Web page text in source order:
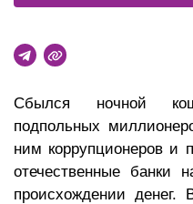
Сбылся ночной
подпольных
ним коррупционеров и
отечественные банки
происхождении